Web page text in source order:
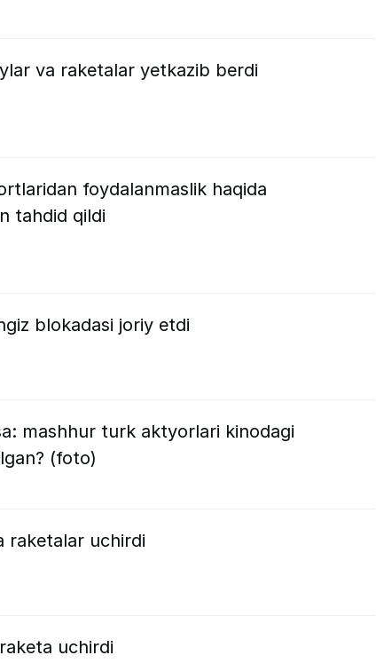
va raketalar yetkazib berdi
foydalanmaslik haqida
tahdid qildi
blokadasi joriy etdi
mashhur turk aktyorlari kinodagi
(foto)
raketalar uchirdi
uchirdi